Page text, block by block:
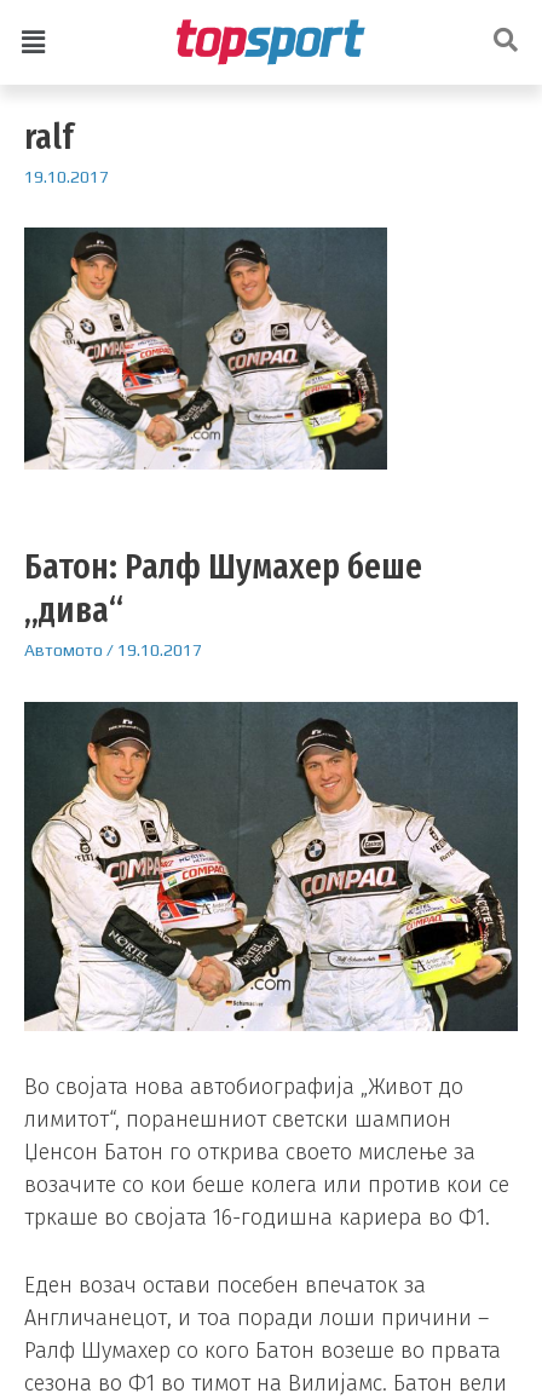
ralf
19.10.2017
Батон: Ралф Шумахер беше
„дива“
Автомото / 19.10.2017
Во својата нова автобиографија „Живот до
лимитот“, поранешниот светски шампион
Џенсон Батон го открива своето мислење за
возачите со кои беше колега или против кои се
тркаше во својата 16-годишна кариера во Ф1.
Еден возач остави посебен впечаток за
Англичанецот, и тоа поради лоши причини –
Ралф Шумахер со кого Батон возеше во првата
сезона во Ф1 во тимот на Вилијамс. Батон вели